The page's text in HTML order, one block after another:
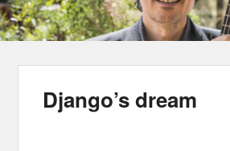
Django’s dream